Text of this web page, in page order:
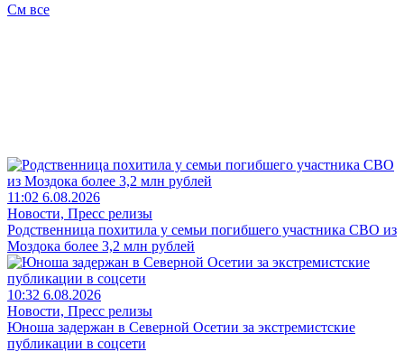
См все
11:02 6.08.2026
Новости, Пресс релизы
Родственница похитила у семьи погибшего участника СВО из
Моздока более 3,2 млн рублей
10:32 6.08.2026
Новости, Пресс релизы
Юноша задержан в Северной Осетии за экстремистские
публикации в соцсети